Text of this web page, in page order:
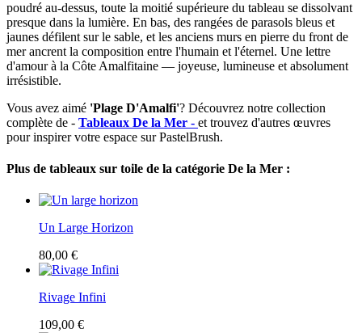
poudré au-dessus, toute la moitié supérieure du tableau se dissolvant
presque dans la lumière. En bas, des rangées de parasols bleus et
jaunes défilent sur le sable, et les anciens murs en pierre du front de
mer ancrent la composition entre l'humain et l'éternel. Une lettre
d'amour à la Côte Amalfitaine — joyeuse, lumineuse et absolument
irrésistible.
Vous avez aimé 'Plage D'Amalfi'? Découvrez notre collection
complète de - Tableaux De la Mer - et trouvez d'autres œuvres
pour inspirer votre espace sur PastelBrush.
Plus de tableaux sur toile de la catégorie De la Mer :
Un Large Horizon
80,00 €
Rivage Infini
109,00 €